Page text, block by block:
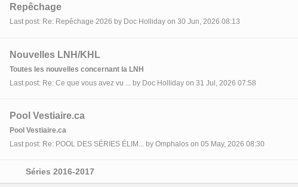
Repêchage
Last post: Re: Repêchage 2026 by Doc Holliday on 30 Jun, 2026 08:13
Nouvelles LNH/KHL
Toutes les nouvelles concernant la LNH
Last post: Re: Ce que vous avez vu ... by Doc Holliday on 31 Jul, 2026 07:58
Pool Vestiaire.ca
Pool Vestiaire.ca
Last post: Re: POOL DES SÉRIES ÉLIM... by Omphalos on 05 May, 2026 08:30
Séries 2016-2017